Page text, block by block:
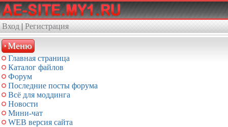
Вход | Регистрация
Меню
Главная страница
Каталог файлов
Форум
Последние посты форума
Всё для моддинга
Новости
Мини-чат
WEB версия сайта